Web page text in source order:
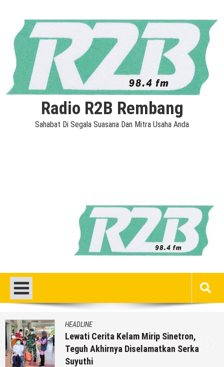
Radio R2B Rembang
Sahabat Di Segala Suasana Dan Mitra Usaha Anda
HEADLINE
Lewati Cerita Kelam Mirip Sinetron,
Teguh Akhirnya Diselamatkan Serka
Suyuthi